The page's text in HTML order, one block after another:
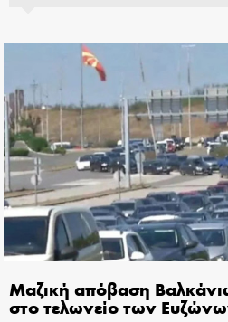
Μαζική απόβαση
στο τελωνείο των